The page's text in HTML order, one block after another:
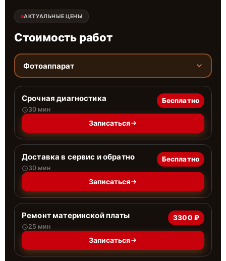
АКТУАЛЬНЫЕ ЦЕНЫ
Стоимость работ
Фотоаппарат
Срочная диагностика
30 мин
Бесплатно
Записаться
Доставка в сервис и обратно
30 мин
Бесплатно
Записаться
Ремонт материнской платы
25 мин
3300 ₽
Записаться